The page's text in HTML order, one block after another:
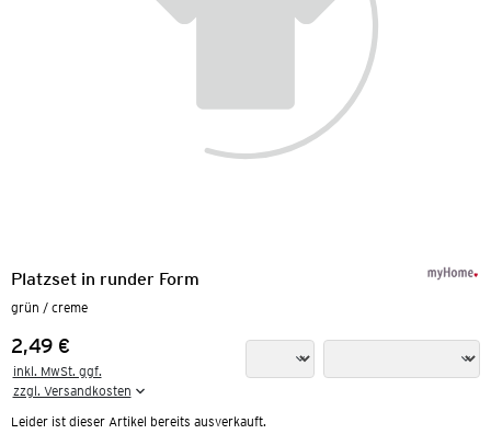
Platzset in runder Form
grün / creme
Preis:
2,49 €
inkl. MwSt. ggf.
zzgl. Versandkosten
Leider ist dieser Artikel bereits ausverkauft.